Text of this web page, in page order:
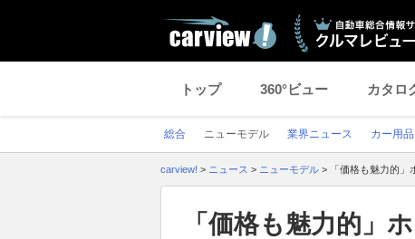
トップ 360°ビュー カタロ
総合 ニューモデル 業界ニュース カー用品
carview! > ニュース > ニューモデル > 「価格も魅力的
「価格も魅力的」